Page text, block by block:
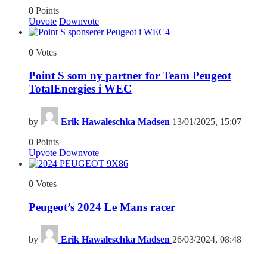
0 Points
Upvote Downvote
4
0 Votes
Point S som ny partner for Team Peugeot
TotalEnergies i WEC
by Erik Hawaleschka Madsen 13/01/2025, 15:07
0 Points
Upvote Downvote
6
0 Votes
Peugeot’s 2024 Le Mans racer
by Erik Hawaleschka Madsen 26/03/2024, 08:48